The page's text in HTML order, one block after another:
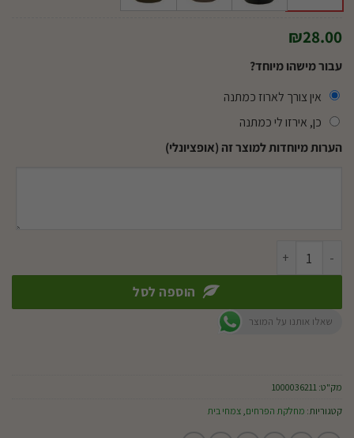
₪28.00
עבור מישהו מיוחד?
אין צורך לארוז כמתנה
כן, אירזו לי כמתנה
הערות מיוחדות למוצר זה (אופציונלי)
הוספה לסל
שאלו אותנו על המוצר
מק"ט:1000036211
קטגוריות: מחלקת הפרחים,צמחי בית